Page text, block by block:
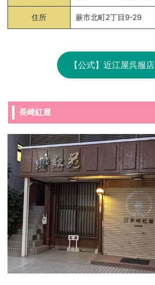
住所 蕨市北町2丁目9-29
【公式】近江屋呉服店
長崎紅屋